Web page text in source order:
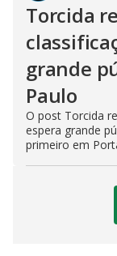
Torcida
grande
Paulo
O post Torcida
espera grande
primeiro em